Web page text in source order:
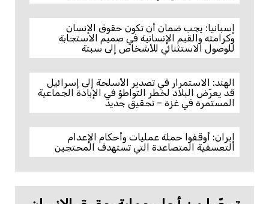
إسبانيا: يجب ضمان أن تكون حقوق الإنسان
وكرامته والقيم الإنسانية في صميم الاستجابة
للوصول الاستثنائي للأشخاص إلى سبتة
الهند: الاستمرار في تصدير الأسلحة إلى إسرائيل
قد يعرّض البلاد لخطر التواطؤ في الإبادة الجماعية
المستمرة في غزة – تحقيق جديد
إيران: أوقفوا حملة عمليات وأحكام الإعدام
التعسفية المتصاعدة التي تستهدف المحتجين